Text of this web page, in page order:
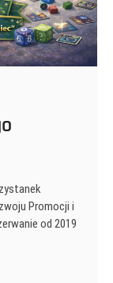
Promocji i
od 2019